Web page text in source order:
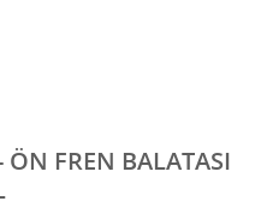
FREN BALATASI